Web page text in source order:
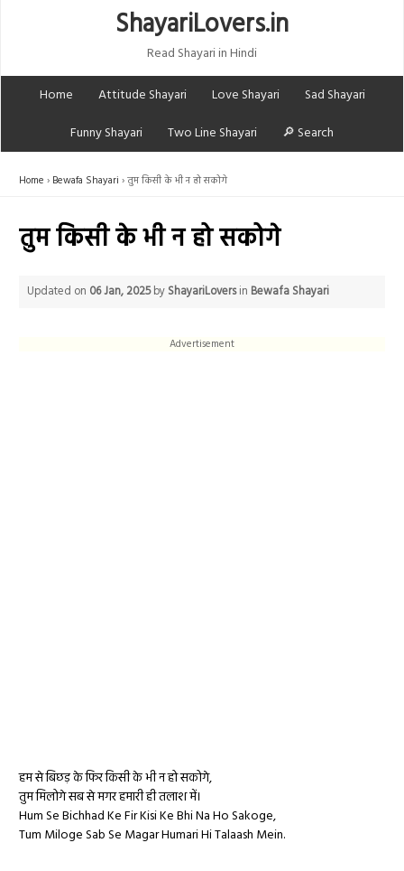
ShayariLovers.in
Read Shayari in Hindi
Home
Attitude Shayari Love Shayari
Sad Shayari
Funny Shayari
Two Line Shayari 🔎 Search
Home Bewafa Shayari तुम किसी के भी न हो सकोगे
तुम किसी के भी न हो सकोगे
Updated on 06 Jan, 2025by ShayariLoversin Bewafa Shayari
Advertisement
हम से बिछड़ के फिर किसी के भी न हो सकोगे,
तुम मिलोगे सब से मगर हमारी ही तलाश में।
Hum Se Bichhad Ke Fir Kisi Ke Bhi Na Ho Sakoge,
Tum Miloge Sab Se Magar Humari Hi Talaash Mein.